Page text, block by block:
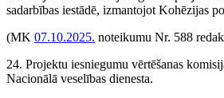
sadarbības iestādē, izmantojot Kohēzijas
(MK 07.10.2025. noteikumu Nr. 588
24. Projektu iesniegumu vērtēšanas
Nacionālā veselības dienesta.